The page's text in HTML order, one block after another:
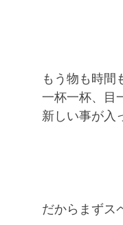
もう物も時間
一杯一杯、目
新しい事が入
だからまずス